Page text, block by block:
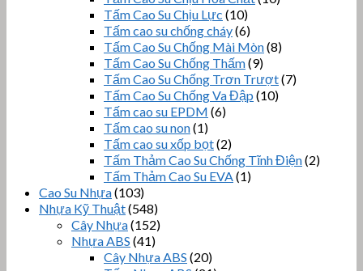
Tấm Cao Su Chịu Lực (10)
Tấm cao su chống cháy(6)
Tấm Cao Su Chống Mài Mòn(8)
Tấm Cao Su Chống Thấm(9)
Tấm Cao Su Chống Trơn Trượt(7)
Tấm Cao Su Chống Va Đập (10)
Tấm cao su EPDM (6)
Tấm cao su non(1)
Tấm cao su xốp bọt(2)
Tấm Thảm Cao Su Chống Tĩnh Điện(2)
Tấm Thảm Cao Su EVA(1)
Cao Su Nhựa(103)
Nhựa Kỹ Thuật(548)
Cây Nhựa(152)
Nhựa ABS (41)
Cây Nhựa ABS (20)